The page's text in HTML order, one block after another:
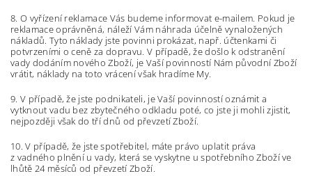
8. O vyřízení reklamace Vás budeme informovat e-mailem. Pokud je
reklamace oprávněná, náleží Vám náhrada účelně vynaložených
nákladů. Tyto náklady jste povinni prokázat, např. účtenkami či
potvrzeními o ceně za dopravu. V případě, že došlo k odstranění
vady dodáním nového Zboží, je Vaší povinností Nám původní Zboží
vrátit, náklady na toto vrácení však hradíme My.
9. V případě, že jste podnikateli, je Vaší povinností oznámit a
vytknout vadu bez zbytečného odkladu poté, co jste ji mohli zjistit,
nejpozději však do tří dnů od převzetí Zboží.
10. V případě, že jste spotřebitel, máte právo uplatit práva
z vadného plnění u vady, která se vyskytne u spotřebního Zboží ve
lhůtě 24 měsíců od převzetí Zboží.